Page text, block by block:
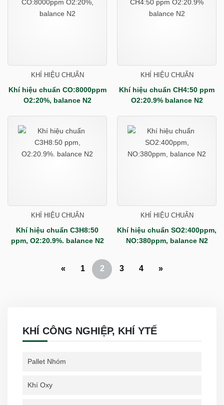
KHÍ HIỆU CHUẨN
Khí hiệu chuẩn CO:8000ppm
O2:20%, balance N2
KHÍ HIỆU CHUẨN
Khí hiệu chuẩn CH4:50 ppm
O2:20.9% balance N2
KHÍ HIỆU CHUẨN
Khí hiệu chuẩn C3H8:50
ppm, O2:20.9%. balance N2
KHÍ HIỆU CHUẨN
Khí hiệu chuẩn SO2:400ppm,
NO:380ppm, balance N2
« 1 2 3 4 »
KHÍ CÔNG NGHIỆP, KHÍ YTẾ
Pallet Nhóm
Khí Oxy